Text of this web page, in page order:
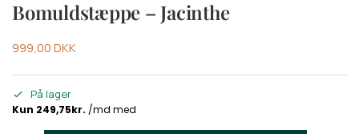
Bomuldstæppe – Jacinthe
999,00DKK
På lager